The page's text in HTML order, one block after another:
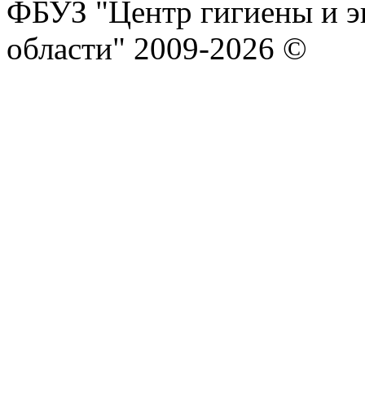
ФБУЗ "Центр гигиены и
области" 2009-2026 ©